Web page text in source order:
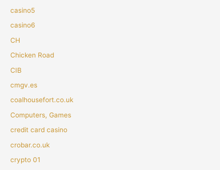
casino5
casino6
CH
Chicken Road
CIB
cmgv.es
coalhousefort.co.uk
Computers, Games
credit card casino
crobar.co.uk
crypto 01